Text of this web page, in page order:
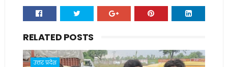
RELATED POSTS
उत्तर प्रदेश